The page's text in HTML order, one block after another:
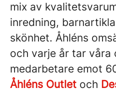
mix av
inredning,
skönhet. Åhléns
och varje år tar våra
medarbetare emot
Åhléns Outlet och